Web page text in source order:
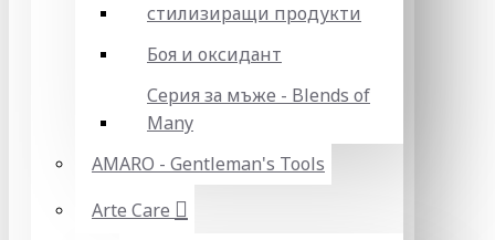
стилизиращи продукти
Боя и оксидант
Серия за мъже - Blends of
Many
AMARO - Gentleman's Tools
Arte Care